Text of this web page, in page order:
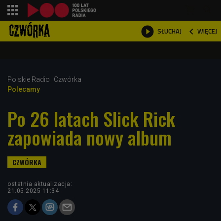
 SŁUCHAJ  WIĘCEJ

Polskie Radio
Czwórka
Polecamy
Po 26 latach Slick Rick
zapowiada nowy album
ostatnia aktualizacja:
21.05.2025 11:34